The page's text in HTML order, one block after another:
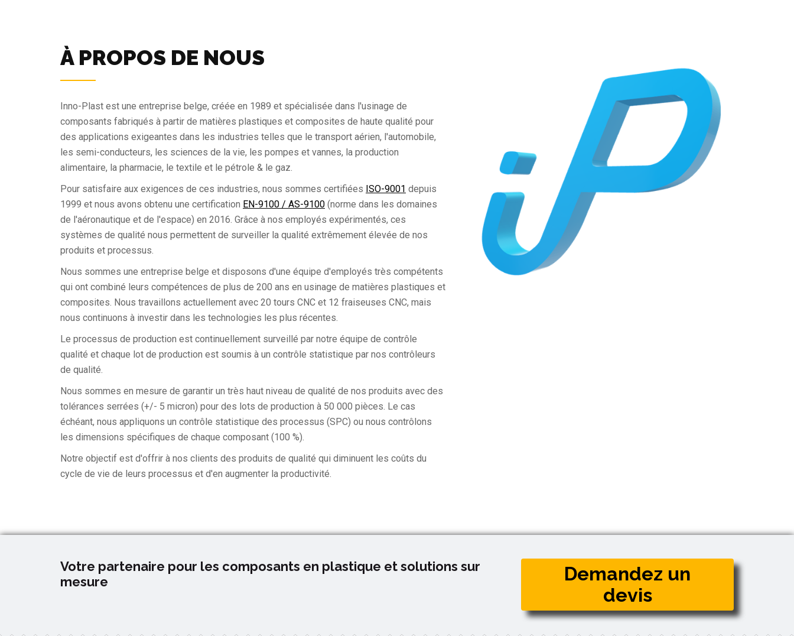
À PROPOS DE NOUS
Inno-Plast est une entreprise belge, créée en 1989 et spécialisée dans l'usinage de
composants fabriqués à partir de matières plastiques et composites de haute qualité pour
des applications exigeantes dans les industries telles que le transport aérien, l'automobile,
les semi-conducteurs, les sciences de la vie, les pompes et vannes, la production
alimentaire, la pharmacie, le textile et le pétrole & le gaz.
Pour satisfaire aux exigences de ces industries, nous sommes certifiées ISO-9001 depuis
1999 et nous avons obtenu une certification EN-9100 / AS-9100 (norme dans les domaines
de l'aéronautique et de l'espace) en 2016. Grâce à nos employés expérimentés, ces
systèmes de qualité nous permettent de surveiller la qualité extrêmement élevée de nos
produits et processus.
Nous sommes une entreprise belge et disposons d'une équipe d'employés très compétents
qui ont combiné leurs compétences de plus de 200 ans en usinage de matières plastiques et
composites. Nous travaillons actuellement avec 20 tours CNC et 12 fraiseuses CNC, mais
nous continuons à investir dans les technologies les plus récentes.
Le processus de production est continuellement surveillé par notre équipe de contrôle
qualité et chaque lot de production est soumis à un contrôle statistique par nos contrôleurs
de qualité.
Nous sommes en mesure de garantir un très haut niveau de qualité de nos produits avec des
tolérances serrées (+/- 5 micron) pour des lots de production à 50 000 pièces. Le cas
échéant, nous appliquons un contrôle statistique des processus (SPC) ou nous contrôlons
les dimensions spécifiques de chaque composant (100 %).
Notre objectif est d'offrir à nos clients des produits de qualité qui diminuent les coûts du
cycle de vie de leurs processus et d'en augmenter la productivité.
Votre partenaire pour les composants en plastique et solutions sur
mesure
Demandez un
devis